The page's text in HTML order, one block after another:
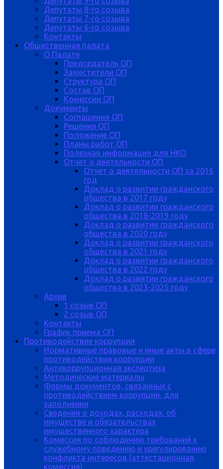
Депутаты 8-го созыва
Депутаты 7-го созыва
Депутаты 6-го созыва
Контакты
Общественная палата
О Палате
Председатель ОП
Заместители ОП
Структура ОП
Состав ОП
Комиссии ОП
Документы
Соглашения ОП
Решения ОП
Положение ОП
Планы работ ОП
Полезная информация для НКО
Отчет о деятельности ОП
Отчет о деятельности ОП за 2016
год
Доклад о развитии гражданского
общества в 2017 году
Доклад о развитии гражданского
общества в 2018-2019 году
Доклад о развитии гражданского
общества в 2020 году
Доклад о развитии гражданского
общества в 2021 году
Доклад о развитии гражданского
общества в 2022 году
Доклад о развитии гражданского
общества в 2023-2025 году
Архив
1 созыв ОП
2 созыв ОП
Контакты
График приема ОП
Противодействие коррупции
Нормативные правовые и иные акты в сфере
противодействия коррупции
Антикоррупционная экспертиза
Методические материалы
Формы документов, связанных с
противодействием коррупции, для
заполнения
Сведения о доходах, расходах, об
имуществе и обязательствах
имущественного характера
Комиссия по соблюдению требований к
служебному поведению и урегулированию
конфликта интересов (аттестационная
комиссия)